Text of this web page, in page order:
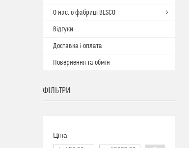
О нас, о фабриці BESCO
Відгуки
Доставка і оплата
Повернення та обмін
ФІЛЬТРИ
Ціна